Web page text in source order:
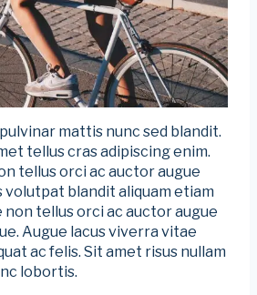
mattis nunc sed blandit.
tellus cras adipiscing enim.
tellus orci ac auctor augue
volutpat blandit aliquam etiam
non tellus orci ac auctor augue
Augue lacus viverra vitae
ac felis. Sit amet risus nullam
lobortis.